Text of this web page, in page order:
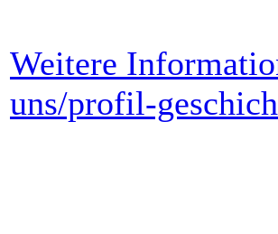
Weitere
uns/profil-